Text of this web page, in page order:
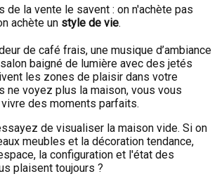
la vente le savent : on n'achète pas
achète un style de vie.
de café frais, une musique d’ambiance
baigné de lumière avec des jetés
les zones de plaisir dans votre
ne voyez plus la maison, vous vous
des moments parfaits.
de visualiser la maison vide. Si on
meubles et la décoration tendance,
la configuration et l'état des
plaisent toujours ?